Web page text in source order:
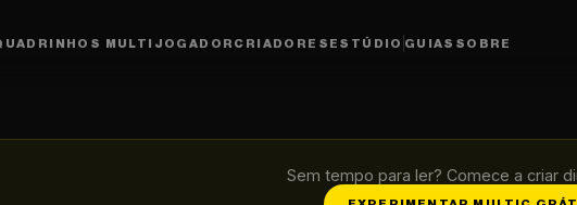
MULTIJOGADOR CRIADORES ESTÚDIO GUIAS SOBRE
Sem tempo para ler? Comece a criar